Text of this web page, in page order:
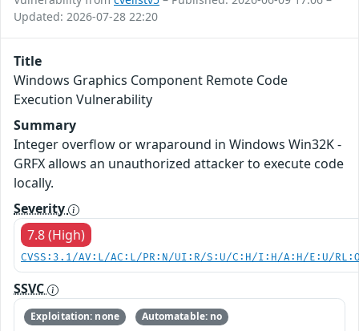
Updated: 2026-07-28 22:20
Title
Windows Graphics Component Remote Code
Execution Vulnerability
Summary
Integer overflow or wraparound in Windows Win32K -
GRFX allows an unauthorized attacker to execute code
locally.
Severity
7.8 (High)
CVSS:3.1/AV:L/AC:L/PR:N/UI:R/S:U/C:H/I:H/A:H/E:U/
SSVC
Exploitation: none
Automatable: no